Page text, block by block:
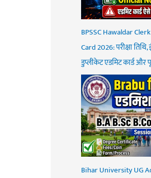
BPSSC Hawaldar
Card 2026: परीक्षा
डुप्लीकेट एडमिट कार्ड और
Bihar University UG